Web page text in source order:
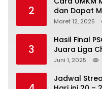
2
dan Dapat
Maret 12, 2025
3
Hasil Final
Juara Liga
Nerazzurri
Juni 1, 2025
Jadwal